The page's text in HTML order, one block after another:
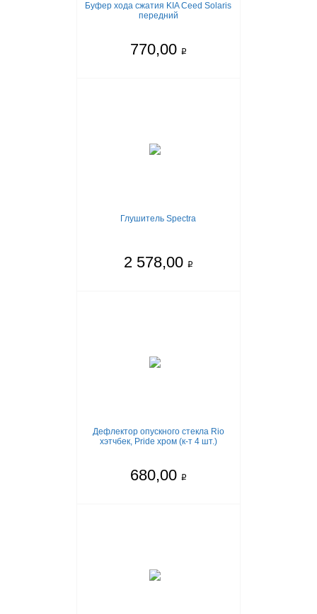
Буфер хода сжатия KIA Ceed Solaris
передний
770,00 q
Глушитель Spectra
2 578,00 q
Дефлектор опускного стекла Rio
хэтчбек, Pride хром (к-т 4 шт.)
680,00 q